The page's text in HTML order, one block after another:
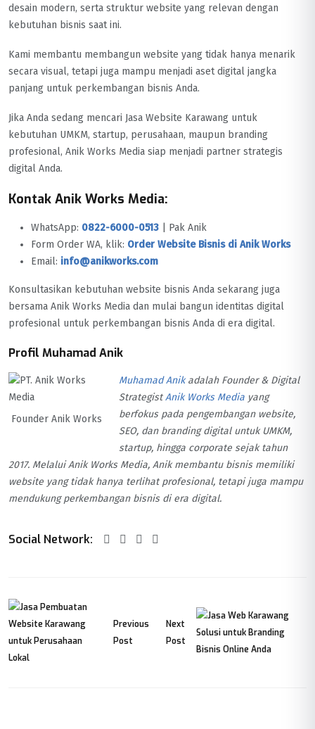
desain modern, serta struktur website yang relevan dengan
kebutuhan bisnis saat ini.
Kami membantu membangun website yang tidak hanya menarik
secara visual, tetapi juga mampu menjadi aset digital jangka
panjang untuk perkembangan bisnis Anda.
Jika Anda sedang mencari Jasa Website Karawang untuk
kebutuhan UMKM, startup, perusahaan, maupun branding
profesional, Anik Works Media siap menjadi partner strategis
digital Anda.
Kontak Anik Works Media:
WhatsApp: 0822-6000-0513 | Pak Anik
Form Order WA, klik: Order Website Bisnis di Anik Works
Email: info@anikworks.com
Konsultasikan kebutuhan website bisnis Anda sekarang juga
bersama Anik Works Media dan mulai bangun identitas digital
profesional untuk perkembangan bisnis Anda di era digital.
Profil Muhamad Anik
Founder Anik Works
Muhamad Anikadalah Founder & Digital
StrategistAnik Works Media yang
berfokus pada pengembangan website,
SEO, dan branding digital untuk UMKM,
startup, hingga corporate sejak tahun
2017. Melalui Anik Works Media, Anik membantu bisnis memiliki
website yang tidak hanya terlihat profesional, tetapi juga mampu
mendukung perkembangan bisnis di era digital.
Social Network:
Previous
Post
Next
Post